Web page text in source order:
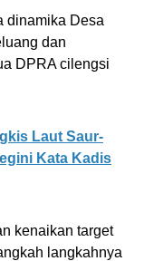
dinamika Desa
dan
DPRA cilengsi
Laut Saur-
Kata Kadis
kenaikan target
langkahnya